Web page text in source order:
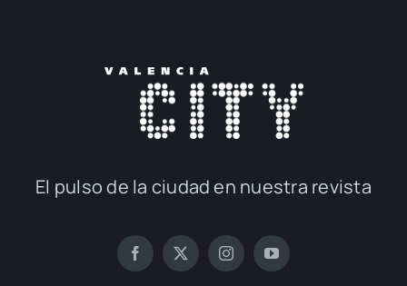
El pul­so de la ciu­dad en nues­tra revis­ta